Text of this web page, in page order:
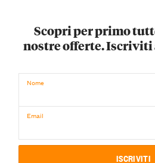
Scopri per primo
nostre offerte.
Nome
Email